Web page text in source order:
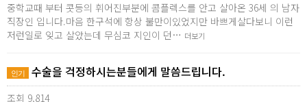
중학교때 부터 콧등의 휘어진부분에 콤플렉스를 안고 살아온 36세 의 남자
직장인 입니다.마음 한구석에 항상 불만이있었지만 바쁘게살다보니 이런
저런일로 잊고 살았는데 무심코 지인이 던… 더보기
인기 수술을 걱정하시는분들에게 말씀드립니다.
조회 9,814